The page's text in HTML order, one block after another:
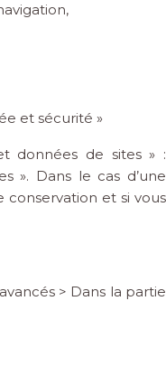
et sécurité »
données de sites » :
». Dans le cas d’une
conservation et si vous
> Dans la partie